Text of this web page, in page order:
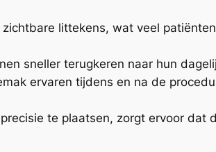
littekens, wat veel
sneller terugkeren naar hun
ervaren tijdens en na de
te plaatsen, zorgt ervoor dat